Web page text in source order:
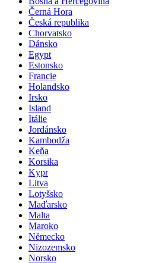
Černá Hora
Česká republika
Chorvatsko
Dánsko
Egypt
Estonsko
Francie
Holandsko
Irsko
Island
Itálie
Jordánsko
Kambodža
Keňa
Korsika
Kypr
Litva
Lotyšsko
Maďarsko
Malta
Maroko
Německo
Nizozemsko
Norsko